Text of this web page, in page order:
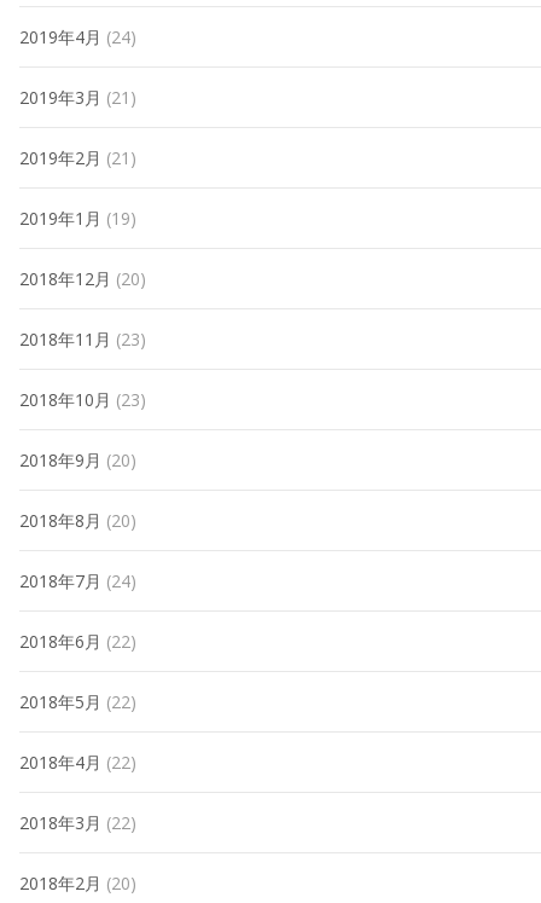
2019年4月 (24)
2019年3月 (21)
2019年2月 (21)
2019年1月 (19)
2018年12月 (20)
2018年11月 (23)
2018年10月 (23)
2018年9月 (20)
2018年8月 (20)
2018年7月 (24)
2018年6月 (22)
2018年5月 (22)
2018年4月 (22)
2018年3月 (22)
2018年2月 (20)